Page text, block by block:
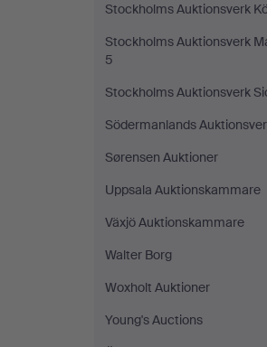
Stockholms Auktionsverk
Stockholms Auktionsverk
5
Stockholms Auktionsverk
Södermanlands
Sørensen Auktioner
Uppsala Auktionskammare
Växjö Auktionskammare
Walter Borg
Woxholt Auktioner
Young's Auctions